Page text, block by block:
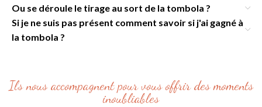
Ou se déroule le tirage au sort de la tombola ?
Si je ne suis pas présent comment savoir si j'ai gagné à
la tombola ?
Ils nous accompagnent pour vous offrir des moments
inoubliables